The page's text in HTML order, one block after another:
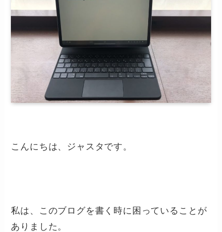
こんにちは、ジャスタです。
私は、このブログを書く時に困っていることが
ありました。